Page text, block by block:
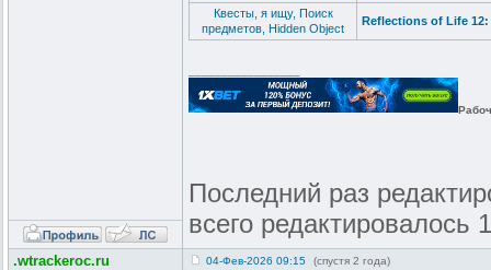
Квесты, я ищу, Поиск
предметов, Hidden Object
Reflections of Life
Последний раз
всего редактировалось
.wtrackeroc.ru 04-Фев-2026 09:15 (спустя 2 года)